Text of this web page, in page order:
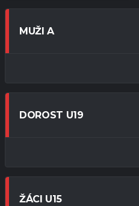
MUŽI A
DOROST U19
ŽÁCI U15